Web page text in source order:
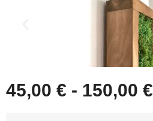
45,00 € - 150,00 €